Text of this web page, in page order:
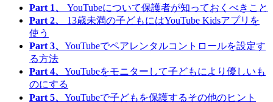
Part 1、
YouTubeについて保護者が知っておくべきこと
Part 2、
13歳未満の子どもにはYouTube Kidsアプリを
使う
Part 3、 YouTubeでペアレンタルコントロールを設定す
る方法
Part 4、 YouTubeをモニターして子どもにより優しいも
のにする
Part 5、 YouTubeで子どもを保護するその他のヒント